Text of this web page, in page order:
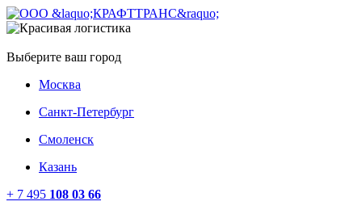
Выберите ваш город
Москва
Санкт-Петербург
Смоленск
Казань
+ 7 495 108 03 66